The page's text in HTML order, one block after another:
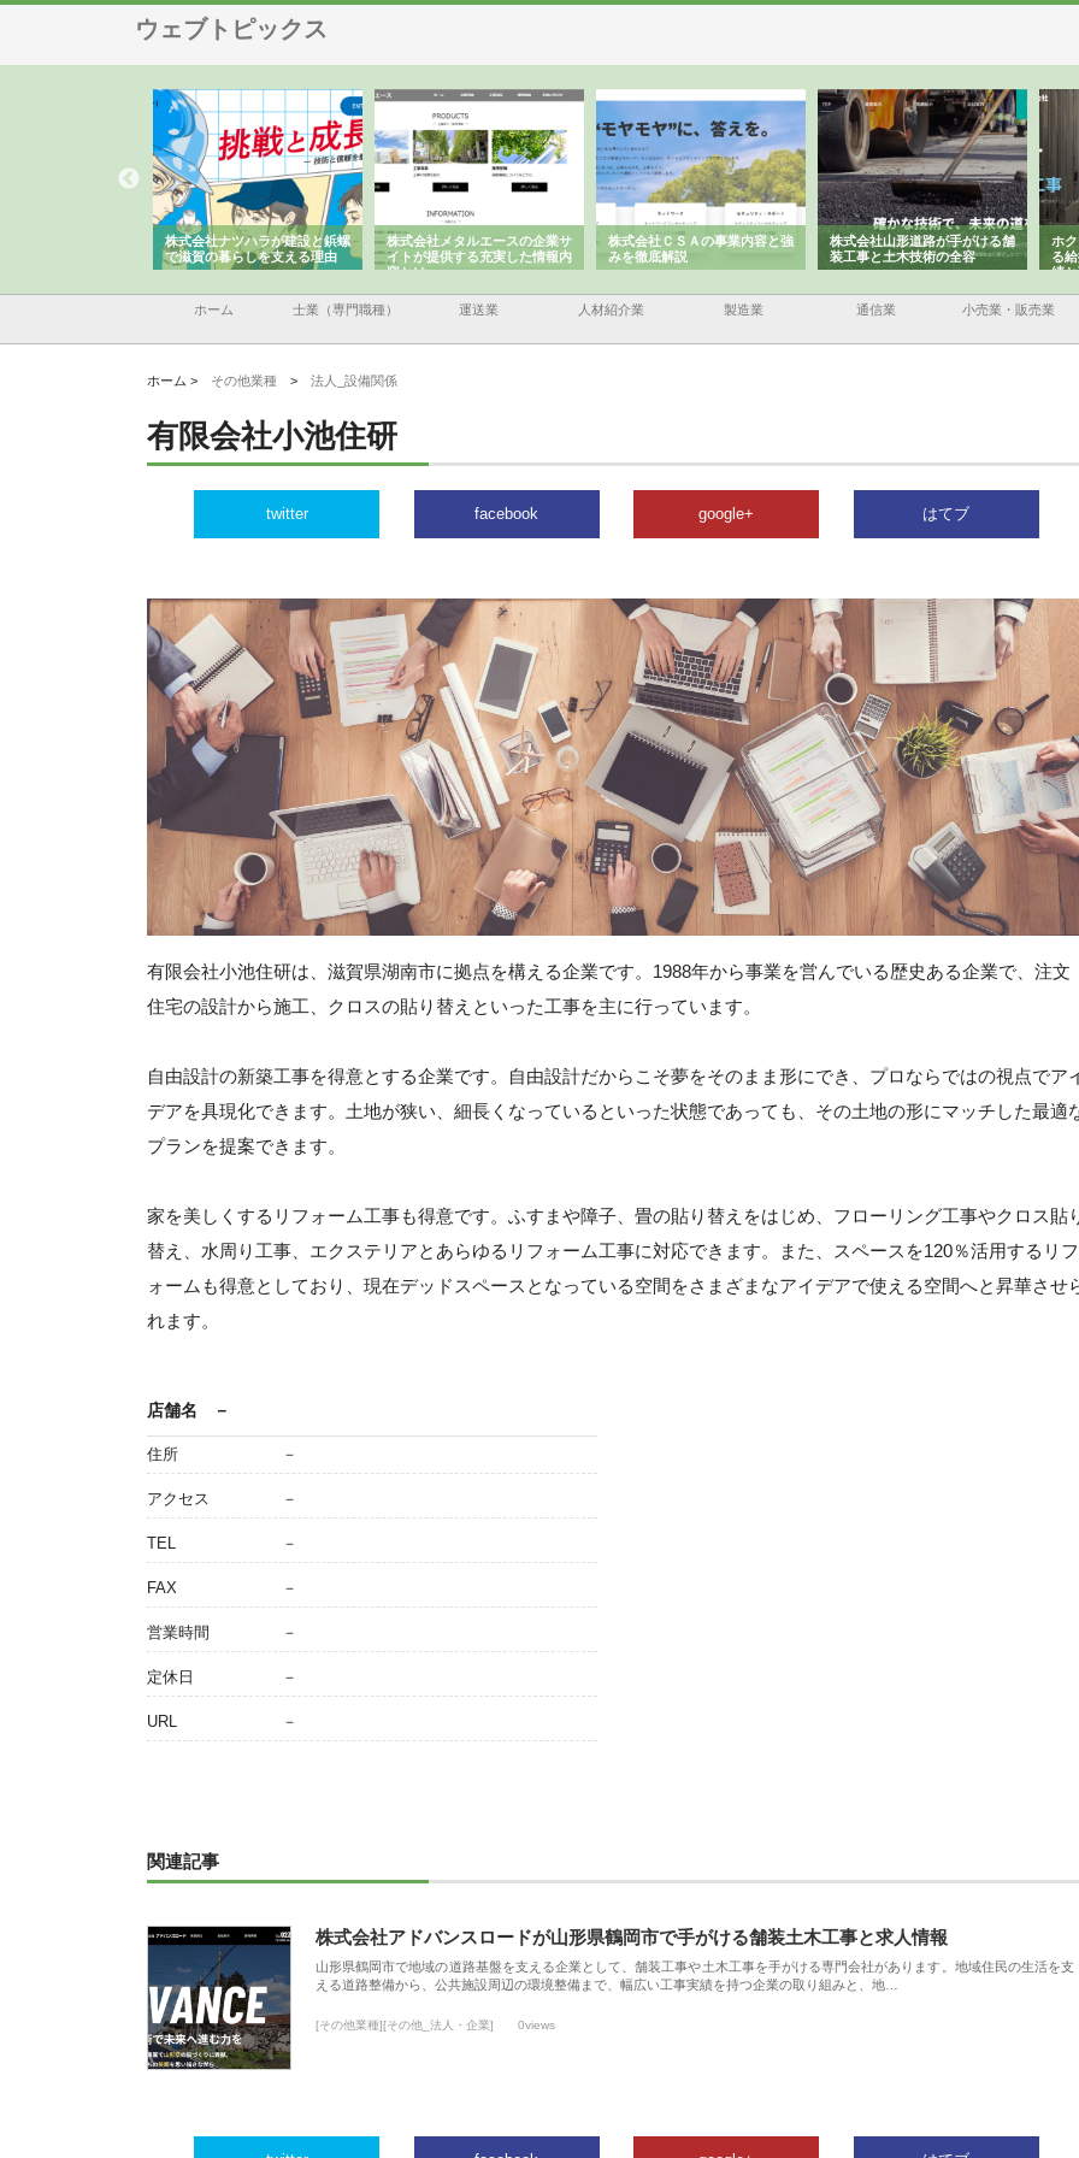
ウェブトピックス
株式会社ナツハラが建設と鋲螺
で滋賀の暮らしを支える理由
株式会社メタルエースの企業サ
イトが提供する充実した情報内
容とは
株式会社ＣＳＡの事業内容と強
みを徹底解説
株式会社山形道路が手がける舗
装工事と土木技術の全容
ホ
る
績
ホーム 士業（専門職種） 運送業 人材紹介業 製造業 通信業 小売業・販売業
ホーム > その他業種 > 法人_設備関係
有限会社小池住研
twitter facebook google+ はてブ
有限会社小池住研は、滋賀県湖南市に拠点を構える企業です。1988年から事業を営んでいる歴史ある企業で、注文
住宅の設計から施工、クロスの貼り替えといった工事を主に行っています。
自由設計の新築工事を得意とする企業です。自由設計だからこそ夢をそのまま形にでき、プロならではの視点でア
デアを具現化できます。土地が狭い、細長くなっているといった状態であっても、その土地の形にマッチした最適
プランを提案できます。
家を美しくするリフォーム工事も得意です。ふすまや障子、畳の貼り替えをはじめ、フローリング工事やクロス貼
替え、水周り工事、エクステリアとあらゆるリフォーム工事に対応できます。また、スペースを120％活用するリフ
ォームも得意としており、現在デッドスペースとなっている空間をさまざまなアイデアで使える空間へと昇華させ
れます。
店舗名 －
住所 －
アクセス －
TEL －
FAX －
営業時間 －
定休日 －
URL －
関連記事
株式会社アドバンスロードが山形県鶴岡市で手がける舗装土木工事と求人情報
山形県鶴岡市で地域の道路基盤を支える企業として、舗装工事や土木工事を手がける専門会社があります。地域住民の生活を支
える道路整備から、公共施設周辺の環境整備まで、幅広い工事実績を持つ企業の取り組みと、地…
[その他業種][その他_法人・企業] 0views